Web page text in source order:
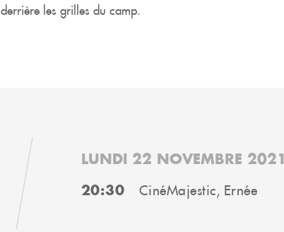
derrière les grilles du camp.
LUNDI 22 NOVEMBRE 2021
20:30 CinéMajestic, Ernée